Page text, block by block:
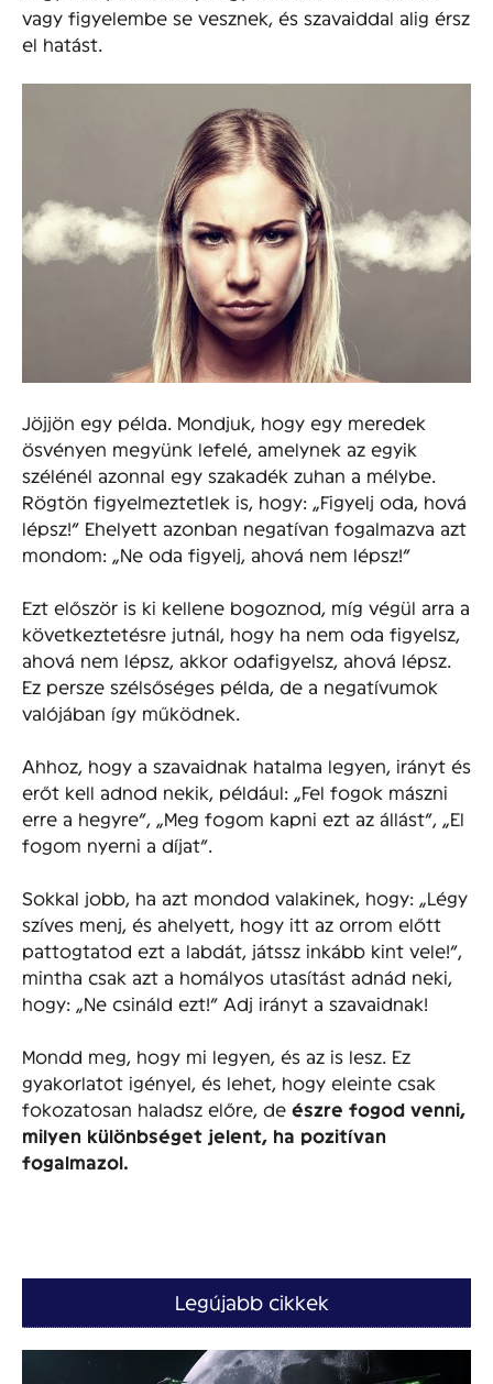
vagy figyelembe se vesznek, és szavaiddal alig érsz
el hatást.
Jöjjön egy példa. Mondjuk, hogy egy meredek
ösvényen megyünk lefelé, amelynek az egyik
szélénél azonnal egy szakadék zuhan a mélybe.
Rögtön figyelmeztetlek is, hogy: „Figyelj oda, hová
lépsz!” Ehelyett azonban negatívan fogalmazva azt
mondom: „Ne oda figyelj, ahová nem lépsz!”
Ezt először is ki kellene bogoznod, míg végül arra a
következtetésre jutnál, hogy ha nem oda figyelsz,
ahová nem lépsz, akkor odafigyelsz, ahová lépsz.
Ez persze szélsőséges példa, de a negatívumok
valójában így működnek.
Ahhoz, hogy a szavaidnak hatalma legyen, irányt és
erőt kell adnod nekik, például: „Fel fogok mászni
erre a hegyre”, „Meg fogom kapni ezt az állást”, „El
fogom nyerni a díjat”.
Sokkal jobb, ha azt mondod valakinek, hogy: „Légy
szíves menj, és ahelyett, hogy itt az orrom előtt
pattogtatod ezt a labdát, játssz inkább kint vele!”,
mintha csak azt a homályos utasítást adnád neki,
hogy: „Ne csináld ezt!” Adj irányt a szavaidnak!
Mondd meg, hogy mi legyen, és az is lesz. Ez
gyakorlatot igényel, és lehet, hogy eleinte csak
fokozatosan haladsz előre, de észre fogod venni,
milyen különbséget jelent, ha pozitívan
fogalmazol.
Legújabb cikkek